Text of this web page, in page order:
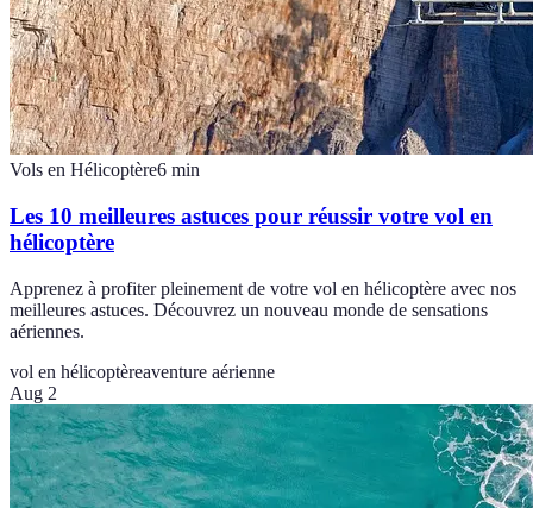
Vols en Hélicoptère6 min
Les 10 meilleures astuces pour réussir votre vol en
hélicoptère
Apprenez à profiter pleinement de votre vol en hélicoptère avec nos
meilleures astuces. Découvrez un nouveau monde de sensations
aériennes.
vol en hélicoptèreaventure aérienne
Aug 2